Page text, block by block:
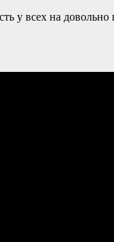
у всех на довольно